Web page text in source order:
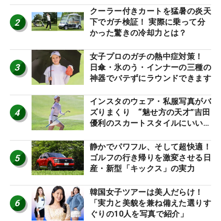
2
クーラー付きカートを猛暑の炎天
下でガチ検証！ 実際に乗って分
かった驚きの冷却力とは？
3
女子プロのガチの熱中症対策！
日傘・氷のう・インナーの三種の
神器でバテずにラウンドできます
4
インスタのウェア・私服写真がバ
ズりまくり “魅せ方の天才”吉田
優利のスカートスタイルにいい
5
静かでパワフル、そして超快適！
ゴルフの行き帰りを激変させる日
産・新型「キックス」の実力
6
韓国女子ツアーは美人だらけ！
「実力と美貌を兼ね備えた選りす
ぐりの10人を写真で紹介」